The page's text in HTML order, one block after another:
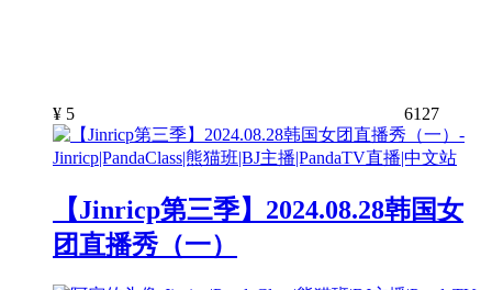
¥ 5 6127
【Jinricp第三季】2024.08.28韩国女
团直播秀（一）